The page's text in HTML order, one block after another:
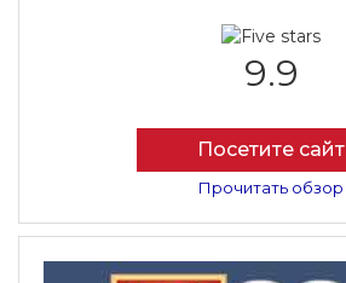
9.9
Посетите сайт
Прочитать обзор